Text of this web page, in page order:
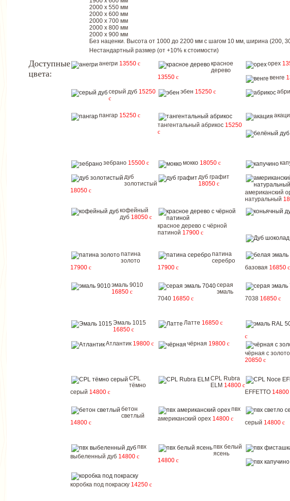
2000 х 550 мм
2000 х 600 мм
2000 х 700 мм
2000 х 800 мм
2000 х 900 мм
Без наценки. Высота от 1000 до 2200 мм с шагом 10 мм, ширина (200,
Нестандартный размер (от +10% к стоимости)
Доступные
цвета:
анегри 13550 c
красное
дерево
13550 c
орех
венге
серый дуб 15250
c
эбен 15250 c
пангар 15250 c
тангентальный абрикос 15250
c
зебрано 15500 c мокко 18050 c
дуб
золотистый
18050 c
дуб графит
18050 c
американский
натуральный
кофейный
дуб 18050 c
красное дерево с чёрной
патиной 17900 c
патина
золото
17900 c
патина
серебро
17900 c
базовая 16850 c
эмаль 9010
16850 c
серая
эмаль
7040 16850 c
7038 16850 c
Эмаль 1015
16850 c
Латте 16850 c
c
Атлантик 19800 c чёрная 19800 c
чёрная с
20850 c
CPL
тёмно
серый 14800 c
CPL Rubra
ELM 14800 c
EFFETTO 14800
бетон
светлый
14800 c
пвх
американский орех 14800 c
серый 14800 c
пвх
выбеленный дуб 14800 c
пвх белый
ясень
14800 c
коробка под покраску 14250 c